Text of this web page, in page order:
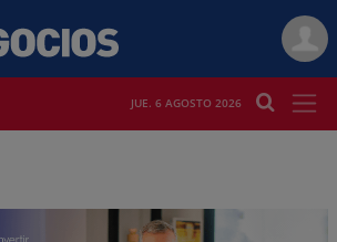
JUE. 6 AGOSTO 2026